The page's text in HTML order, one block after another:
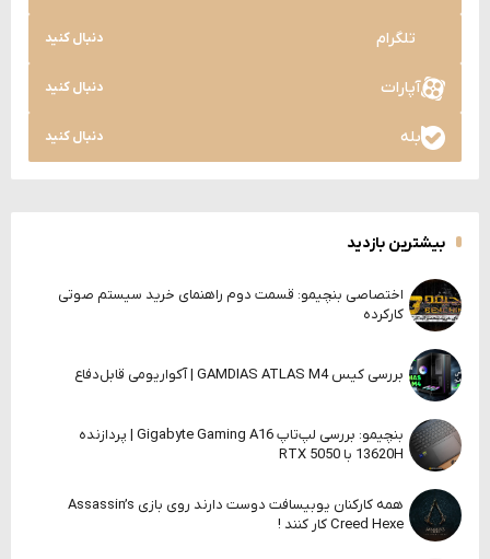
تلگرام دنبال کنید
آپارات دنبال کنید
بله دنبال کنید
بیشترین بازدید
اختصاصی بنچیمو: قسمت دوم راهنمای خرید سیستم صوتی
کارکرده
بررسی کیس GAMDIAS ATLAS M4 | آکواریومی قابل‌دفاع
بنچیمو: بررسی لپ‌تاپ Gigabyte Gaming A16 | پردازنده
13620H با RTX 5050
همه کارکنان یوبیسافت دوست دارند روی بازی Assassin’s
Creed Hexe کار کنند !